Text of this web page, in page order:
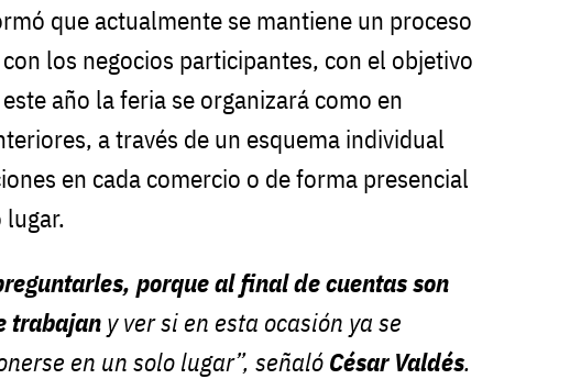
que actualmente se mantiene un proceso
los negocios participantes, con el objetivo
año la feria se organizará como en
a través de un esquema individual
en cada comercio o de forma presencial
lugar.
porque al final de cuentas son
trabajan y ver si en esta ocasión ya se
en un solo lugar”, señaló César Valdés.